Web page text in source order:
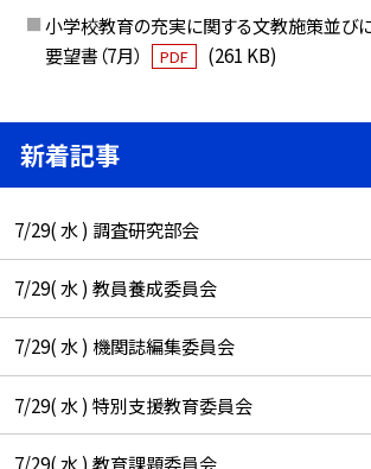
小学校教育の充実に関する文教施策並び
要望書（7月）
PDF (261 KB)
新着記事
7/29( 水 ) 調査研究部会
7/29( 水 ) 教員養成委員会
7/29( 水 ) 機関誌編集委員会
7/29( 水 ) 特別支援教育委員会
7/29( 水 ) 教育課題委員会